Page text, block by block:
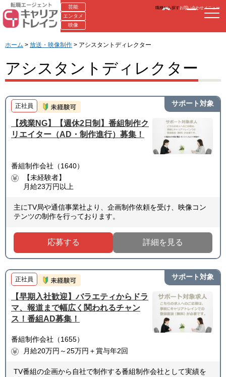
芸能
エンタメ
映像
職種から探すお問い合わせメニュー
ホーム > 放送・映像制作 > アシスタントディレクター
アシスタントディレクター
サポート対象
正社員
【残業NG】【週休2日制】番組制作ク
リエイター（AD・制作進行）募集！
番組制作会社（1640）
【未経験者】
月給23万円以上
主にTV局や通信事業社より、企画制作依頼を受け、映像コン
テンツの制作を行っております。
応募する 詳細を見る
サポート対象
正社員
【早期入社歓迎】バラエティからドラ
マ、報道まで幅広く関われるチャン
ス！番組AD募集！
番組制作会社（1655）
月給20万円～25万円＋賞与年2回
TV番組の企画から自社で制作する番組制作会社として実績を